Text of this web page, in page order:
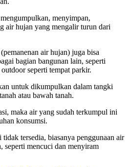
menyimpan,
air hujan yang mengalir turun dari
air hujan) juga bisa
bagian bangunan lain, seperti
seperti tempat parkir.
untuk dikumpulkan dalam tangki
atau bawah tanah.
maka air yang sudah terkumpul ini
konsumsi.
tersedia, biasanya penggunaan air
seperti mencuci dan menyiram